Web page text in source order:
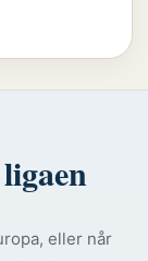
eller når